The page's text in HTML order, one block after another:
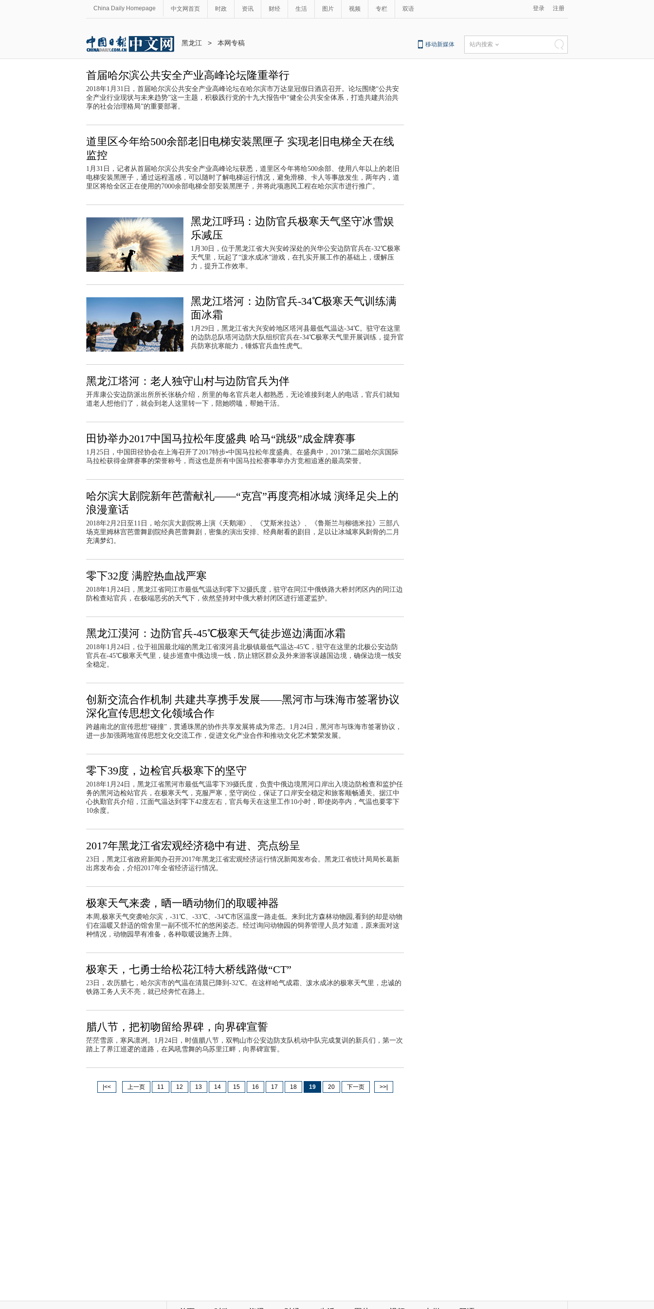
China Daily Homepage 中文网首页 时政 资讯 财经 生活 图片 视频 专栏 双语 登录 注册
黑龙江 > 本网专稿 移动新媒体 站内搜索
首届哈尔滨公共安全产业高峰论坛隆重举行
2018年1月31日，首届哈尔滨公共安全产业高峰论坛在哈尔滨市万达皇冠假日酒店召开。论坛围绕“公共安
全产业行业现状与未来趋势”这一主题，积极践行党的十九大报告中“健全公共安全体系，打造共建共治共
享的社会治理格局”的重要部署。
道里区今年给500余部老旧电梯安装黑匣子 实现老旧电梯全天在线
监控
1月31日，记者从首届哈尔滨公共安全产业高峰论坛获悉，道里区今年将给500余部、使用八年以上的老旧
电梯安装黑匣子，通过远程遥感，可以随时了解电梯运行情况，避免滑梯、卡人等事故发生，两年内，道
里区将给全区正在使用的7000余部电梯全部安装黑匣子，并将此项惠民工程在哈尔滨市进行推广。
黑龙江呼玛：边防官兵极寒天气坚守冰雪娱
乐减压
1月30日，位于黑龙江省大兴安岭深处的兴华公安边防官兵在-32℃极寒
天气里，玩起了“泼水成冰”游戏，在扎实开展工作的基础上，缓解压
力，提升工作效率。
黑龙江塔河：边防官兵-34℃极寒天气训练满
面冰霜
1月29日，黑龙江省大兴安岭地区塔河县最低气温达-34℃。驻守在这里
的边防总队塔河边防大队组织官兵在-34℃极寒天气里开展训练，提升官
兵防寒抗寒能力，锤炼官兵血性虎气。
黑龙江塔河：老人独守山村与边防官兵为伴
开库康公安边防派出所所长张杨介绍，所里的每名官兵老人都熟悉，无论谁接到老人的电话，官兵们就知
道老人想他们了，就会到老人这里转一下，陪她唠嗑，帮她干活。
田协举办2017中国马拉松年度盛典 哈马“跳级”成金牌赛事
1月25日，中国田径协会在上海召开了2017特步•中国马拉松年度盛典。在盛典中，2017第二届哈尔滨国际
马拉松获得金牌赛事的荣誉称号，而这也是所有中国马拉松赛事举办方竞相追逐的最高荣誉。
哈尔滨大剧院新年芭蕾献礼——“克宫”再度亮相冰城 演绎足尖上的
浪漫童话
2018年2月2日至11日，哈尔滨大剧院将上演《天鹅湖》、《艾斯米拉达》、《鲁斯兰与柳德米拉》三部八
场克里姆林宫芭蕾舞剧院经典芭蕾舞剧，密集的演出安排、经典耐看的剧目，足以让冰城寒风刺骨的二月
充满梦幻。
零下32度 满腔热血战严寒
2018年1月24日，黑龙江省同江市最低气温达到零下32摄氏度，驻守在同江中俄铁路大桥封闭区内的同江边
防检查站官兵，在极端恶劣的天气下，依然坚持对中俄大桥封闭区进行巡逻监护。
黑龙江漠河：边防官兵-45℃极寒天气徒步巡边满面冰霜
2018年1月24日，位于祖国最北端的黑龙江省漠河县北极镇最低气温达-45℃，驻守在这里的北极公安边防
官兵在-45℃极寒天气里，徒步巡查中俄边境一线，防止辖区群众及外来游客误越国边境，确保边境一线安
全稳定。
创新交流合作机制 共建共享携手发展——黑河市与珠海市签署协议
深化宣传思想文化领域合作
跨越南北的宣传思想“碰撞”，贯通珠黑的协作共享发展将成为常态。1月24日，黑河市与珠海市签署协议，
进一步加强两地宣传思想文化交流工作，促进文化产业合作和推动文化艺术繁荣发展。
零下39度，边检官兵极寒下的坚守
2018年1月24日，黑龙江省黑河市最低气温零下39摄氏度，负责中俄边境黑河口岸出入境边防检查和监护任
务的黑河边检站官兵，在极寒天气，克服严寒，坚守岗位，保证了口岸安全稳定和旅客顺畅通关。据江中
心执勤官兵介绍，江面气温达到零下42度左右，官兵每天在这里工作10小时，即使岗亭内，气温也要零下
10余度。
2017年黑龙江省宏观经济稳中有进、亮点纷呈
23日，黑龙江省政府新闻办召开2017年黑龙江省宏观经济运行情况新闻发布会。黑龙江省统计局局长葛新
出席发布会，介绍2017年全省经济运行情况。
极寒天气来袭，晒一晒动物们的取暖神器
本周,极寒天气突袭哈尔滨，-31℃、-33℃、-34℃市区温度一路走低。来到北方森林动物园,看到的却是动物
们在温暖又舒适的馆舍里一副不慌不忙的悠闲姿态。经过询问动物园的饲养管理人员才知道，原来面对这
种情况，动物园早有准备，各种取暖设施齐上阵。
极寒天，七勇士给松花江特大桥线路做“CT”
23日，农历腊七，哈尔滨市的气温在清晨已降到-32℃。在这样哈气成霜、泼水成冰的极寒天气里，忠诚的
铁路工务人天不亮，就已经奔忙在路上。
腊八节，把初吻留给界碑，向界碑宣誓
茫茫雪原，寒风凛冽。1月24日，时值腊八节，双鸭山市公安边防支队机动中队完成复训的新兵们，第一次
踏上了界江巡逻的道路，在风吼雪舞的乌苏里江畔，向界碑宣誓。
|<< 上一页 11 12 13 14 15 16 17 18 19 20 下一页 >>|